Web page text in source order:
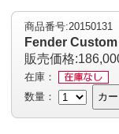
商品番号:20150131
Fender
販売価格
在庫：
数量：
カ